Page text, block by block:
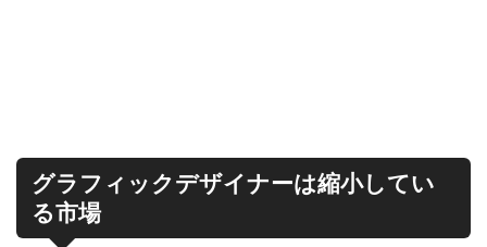
グラフィックデザイナーは縮小してい
る市場